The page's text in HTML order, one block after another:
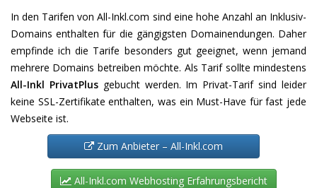
In den Tarifen von All-Inkl.com sind eine hohe Anzahl an Inklusiv-
Domains enthalten für die gängigsten Domainendungen. Daher
empfinde ich die Tarife besonders gut geeignet, wenn jemand
mehrere Domains betreiben möchte. Als Tarif sollte mindestens
All-Inkl PrivatPlusgebucht werden. Im Privat-Tarif sind leider
keine SSL-Zertifikate enthalten, was ein Must-Have für fast jede
Webseite ist.
Zum Anbieter – All-Inkl.com
All-Inkl.com Webhosting Erfahrungsbericht